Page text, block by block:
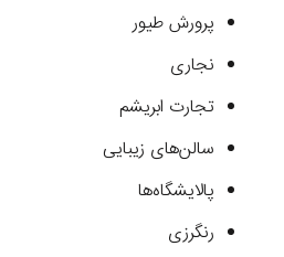
پرورش طیور
نجاری
تجارت ابریشم
سالن‌های زیبایی
پالایشگاه‌ها
رنگرزی